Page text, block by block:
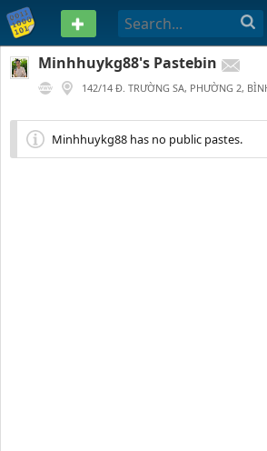
PASTEBIN
Minhhuykg88's Pastebin
142/14 Đ. TRƯỜNG SA, PHƯỜNG 2,
Minhhuykg88 has no public pastes.